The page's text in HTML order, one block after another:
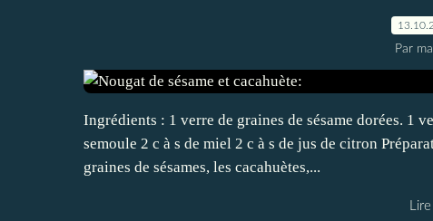
Par
Ingrédients : 1 verre de graines de sésame dorées. 1
semoule 2 c à s de miel 2 c à s de jus de citron
graines de sésames, les cacahuètes,...